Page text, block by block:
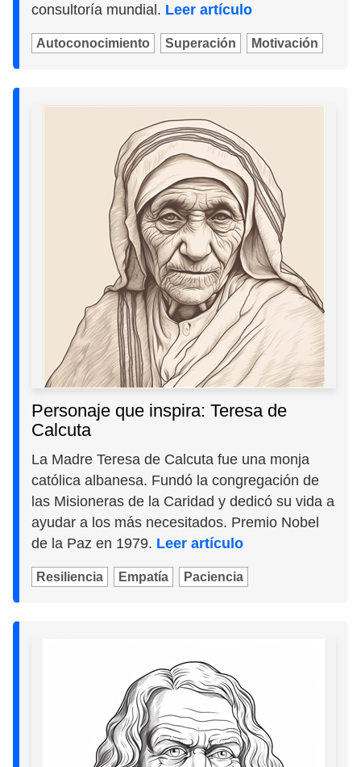
consultoría mundial. Leer artículo
Autoconocimiento Superación Motivación
Personaje que inspira: Teresa de
Calcuta
La Madre Teresa de Calcuta fue una monja
católica albanesa. Fundó la congregación de
las Misioneras de la Caridad y dedicó su vida a
ayudar a los más necesitados. Premio Nobel
de la Paz en 1979. Leer artículo
Resiliencia Empatía Paciencia